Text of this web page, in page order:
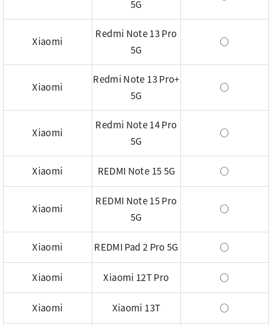
5G
Xiaomi
Redmi Note 13 Pro
5G
○
Xiaomi
Redmi Note 13 Pro+
5G
○
Xiaomi
Redmi Note 14 Pro
5G
○
Xiaomi REDMI Note 15 5G ○
Xiaomi
REDMI Note 15 Pro
5G
○
Xiaomi REDMI Pad 2 Pro 5G ○
Xiaomi Xiaomi 12T Pro ○
Xiaomi Xiaomi 13T ○